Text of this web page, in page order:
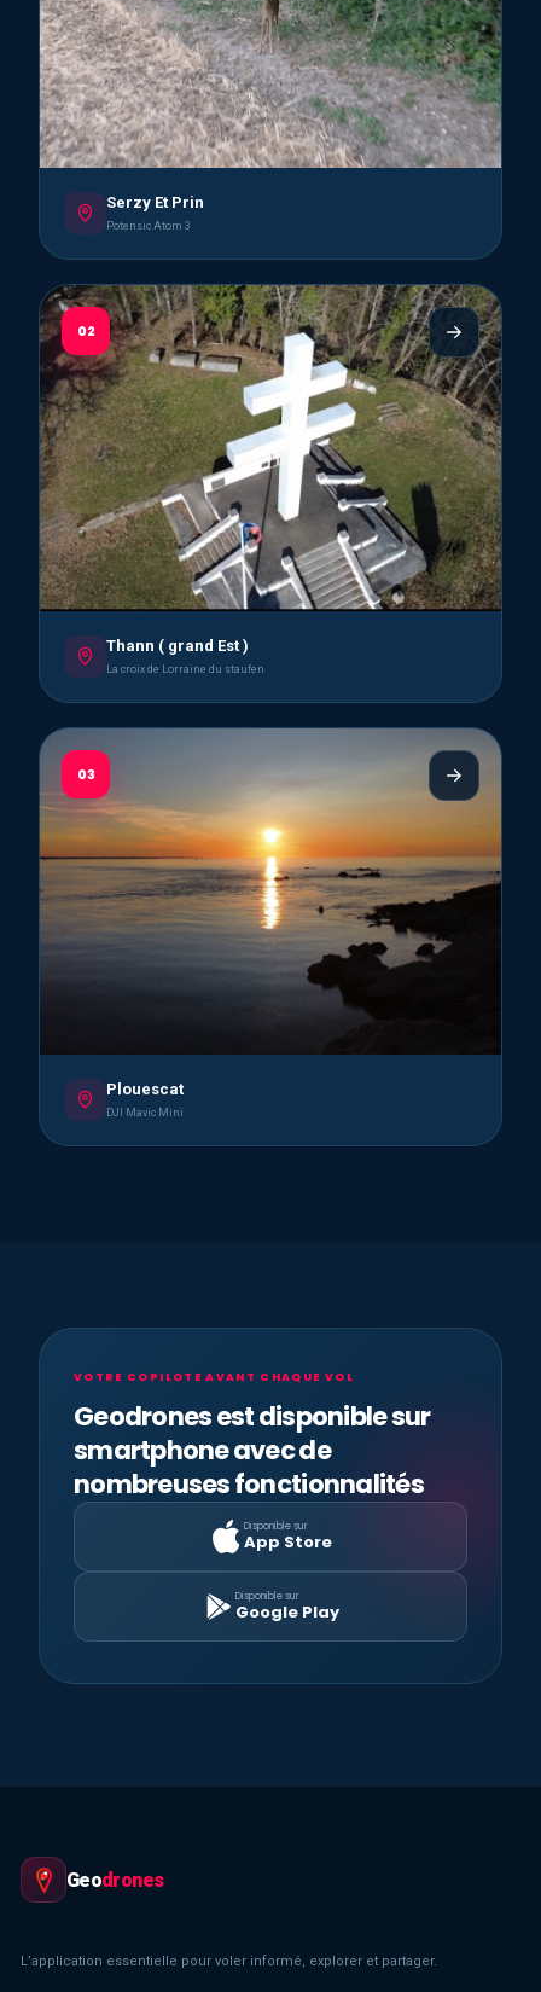
Serzy Et Prin
Potensic Atom 3
02
Thann ( grand Est )
La croix de Lorraine du staufen
03
Plouescat
DJI Mavic Mini
VOTRE COPILOTE AVANT CHAQUE VOL
Geodrones est disponible sur
smartphone avec de
nombreuses fonctionnalités
Disponible sur
App Store
Disponible sur
Google Play
Geodrones
L’application essentielle pour voler informé, explorer et partager.